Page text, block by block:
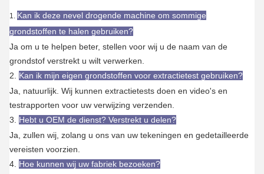
1. Kan ik deze nevel drogende machine om sommige
grondstoffen te halen gebruiken?
Ja om u te helpen beter, stellen voor wij u de naam van de
grondstof verstrekt u wilt verwerken.
2. Kan ik mijn eigen grondstoffen voor extractietest gebruiken?
Ja, natuurlijk. Wij kunnen extractietests doen en video's en
testrapporten voor uw verwijzing verzenden.
3. Hebt u OEM de dienst? Verstrekt u delen?
Ja, zullen wij, zolang u ons van uw tekeningen en gedetailleerde
vereisten voorzien.
4. Hoe kunnen wij uw fabriek bezoeken?